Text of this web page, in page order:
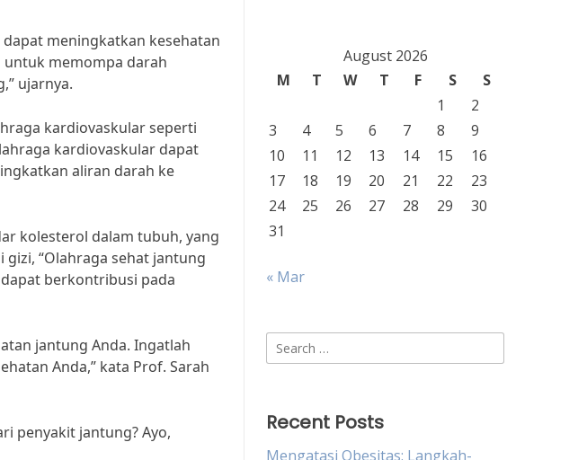
meningkatkan kesehatan
memompa darah
ujarnya.
kardiovaskular seperti
kardiovaskular dapat
aliran darah ke
kolesterol dalam tubuh, yang
“Olahraga sehat jantung
berkontribusi pada
jantung Anda. Ingatlah
Anda,” kata Prof. Sarah
penyakit jantung? Ayo,
August 2026
M
T W T F S
S
1
2
3
4 5 6 7 8
9
10
11 12 13 14 15
16
17
18 19 20 21 22
23
24
25 26 27 28 29
30
31
« Mar
Search
for:
Recent Posts
Mengatasi Obesitas: Langkah-